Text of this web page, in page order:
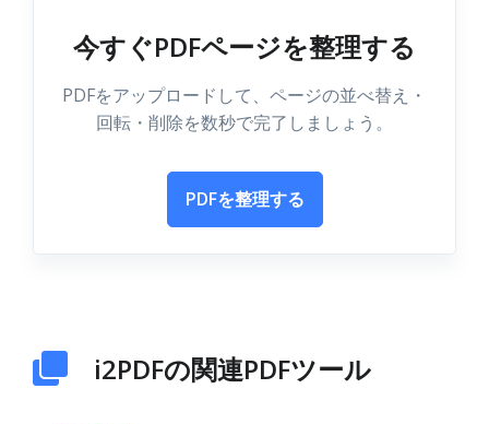
今すぐPDFページを整理する
PDFをアップロードして、ページの並べ替え・
回転・削除を数秒で完了しましょう。
PDFを整理する
i2PDFの関連PDFツール